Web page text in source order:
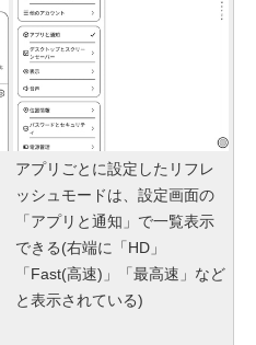
アプリごとに設定したリフレ
ッシュモードは、設定画面の
「アプリと通知」で一覧表示
できる(右端に「HD」
「Fast(高速)」「最高速」など
と表示されている)